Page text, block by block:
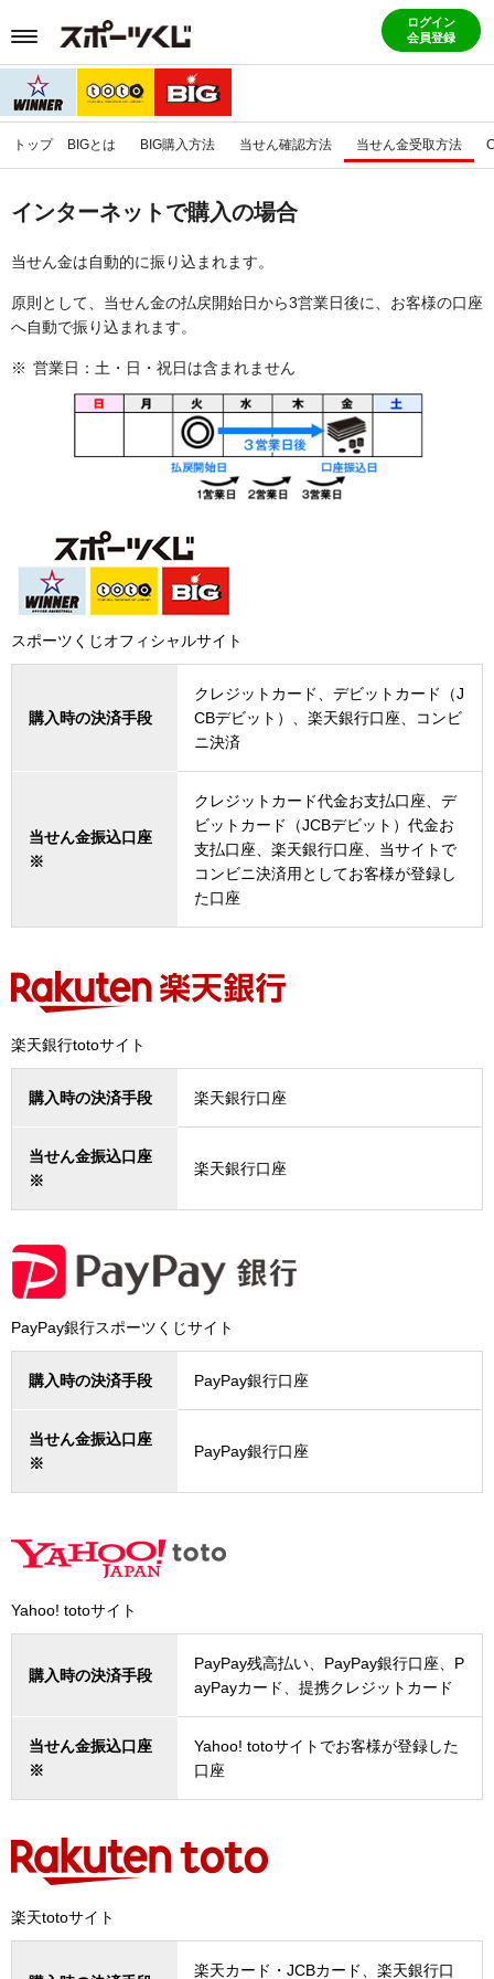
ログイン
会員登録
トップ BIGとは BIG購入方法 当せん確認方法 当せん金受取方法
インターネットで購入の場合
当せん金は自動的に振り込まれます。
原則として、当せん金の払戻開始日から3営業日後に、お客様の口座
へ自動で振り込まれます。
営業日：土・日・祝日は含まれません
スポーツくじオフィシャルサイト
購入時の決済手段
クレジットカード、デビットカード（J
CBデビット）、楽天銀行口座、コンビ
ニ決済
当せん金振込口座
※
クレジットカード代金お支払口座、デ
ビットカード（JCBデビット）代金お
支払口座、楽天銀行口座、当サイトで
コンビニ決済用としてお客様が登録し
た口座
楽天銀行totoサイト
購入時の決済手段 楽天銀行口座
当せん金振込口座
※
楽天銀行口座
PayPay銀行スポーツくじサイト
購入時の決済手段 PayPay銀行口座
当せん金振込口座
※
PayPay銀行口座
Yahoo! totoサイト
購入時の決済手段
PayPay残高払い、PayPay銀行口座、P
ayPayカード、提携クレジットカード
当せん金振込口座
※
Yahoo! totoサイトでお客様が登録した
口座
楽天totoサイト
楽天カード・JCBカード、楽天銀行口